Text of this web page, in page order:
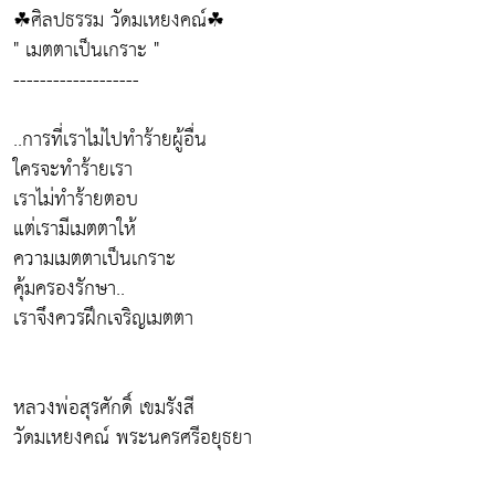
☘ศิลปธรรม วัดมเหยงคณ์☘
" เมตตาเป็นเกราะ "
-------------------
..การที่เราไม่ไปทำร้ายผู้อื่น
ใครจะทำร้ายเรา
เราไม่ทำร้ายตอบ
แต่เรามีเมตตาให้
ความเมตตาเป็นเกราะ
คุ้มครองรักษา..
เราจึงควรฝึกเจริญเมตตา
หลวงพ่อสุรศักดิ์ เขมรังสี
วัดมเหยงคณ์ พระนครศรีอยุธยา